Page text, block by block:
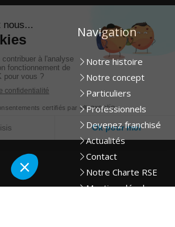
Navigation
Notre histoire
Notre concept
Particuliers
Professionnels
Devenez franchisé
Actualités
Contact
Notre Charte RSE
Mentions légales